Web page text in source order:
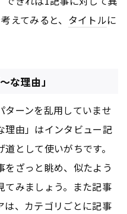
えてみると、 タイトルに
な理由」
ターンを乱用していませ
由」はインタビュー記
として使いがちです。
をざっと眺め、似たよう
てみましょう。また記事
は、カテゴリごとに記事